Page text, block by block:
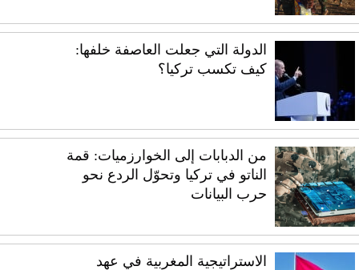
الدولة التي جعلت العاصفة خلفها:
كيف تكسب تركيا؟
من الدبابات إلى الخوارزميات: قمة
الناتو في تركيا وتحوّل الردع نحو
حرب البيانات
الاستراتيجية المغربية في عهد